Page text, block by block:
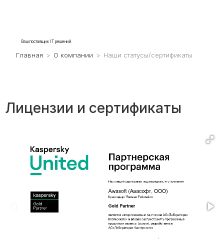
Ваш поставщик IT решений
Главная > О компании > Наши статусы/сертификаты
Лицензии и сертификаты